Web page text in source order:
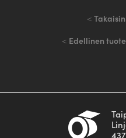
<
< Edellinen tuote